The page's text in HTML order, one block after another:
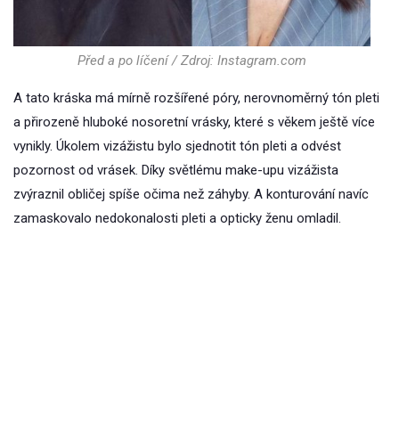
Před a po líčení / Zdroj: Instagram.com
A tato kráska má mírně rozšířené póry, nerovnoměrný tón pleti
a přirozeně hluboké nosoretní vrásky, které s věkem ještě více
vynikly. Úkolem vizážistu bylo sjednotit tón pleti a odvést
pozornost od vrásek. Díky světlému make-upu vizážista
zvýraznil obličej spíše očima než záhyby. A konturování navíc
zamaskovalo nedokonalosti pleti a opticky ženu omladil.